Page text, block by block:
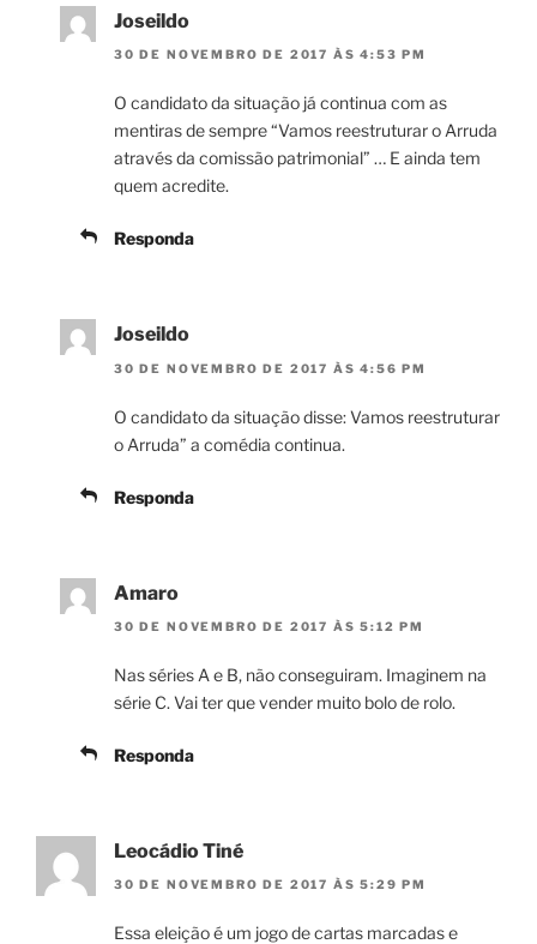
Joseildo
30 DE NOVEMBRO DE 2017 ÀS 4:53 PM
O candidato da situação já continua com as
mentiras de sempre “Vamos reestruturar o Arruda
através da comissão patrimonial” … E ainda tem
quem acredite.
Responda
Joseildo
30 DE NOVEMBRO DE 2017 ÀS 4:56 PM
O candidato da situação disse: Vamos reestruturar
o Arruda” a comédia continua.
Responda
Amaro
30 DE NOVEMBRO DE 2017 ÀS 5:12 PM
Nas séries A e B, não conseguiram. Imaginem na
série C. Vai ter que vender muito bolo de rolo.
Responda
Leocádio Tiné
30 DE NOVEMBRO DE 2017 ÀS 5:29 PM
Essa eleição é um jogo de cartas marcadas e